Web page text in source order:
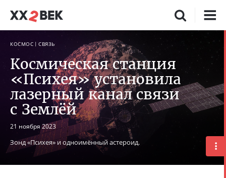
КОСМОС СВЯЗЬ
Космическая станция
«Психея» установила
лазерный канал связи
с Землёй
21 ноября 2023
Зонд «Психея» и одноимённый астероид.